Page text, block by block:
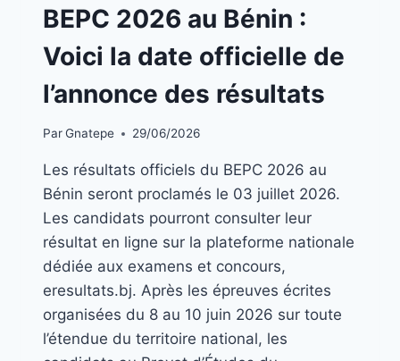
A
LA
|
BEPC 2026 au Bénin :
Voici la date officielle de
l’annonce des résultats
ParGnatepe 29/06/2026
Les résultats officiels du BEPC 2026 au
Bénin seront proclamés le 03 juillet 2026.
Les candidats pourront consulter leur
résultat en ligne sur la plateforme nationale
dédiée aux examens et concours,
eresultats.bj. Après les épreuves écrites
organisées du 8 au 10 juin 2026 sur toute
l’étendue du territoire national, les